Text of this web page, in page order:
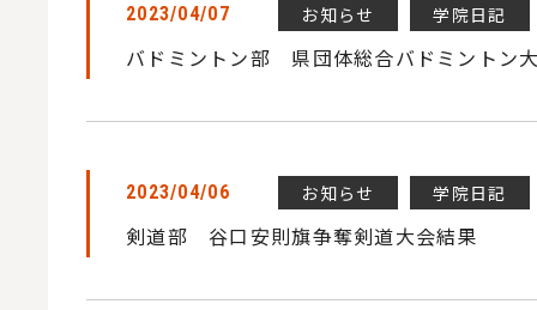
2023/04/07 お知らせ 学院日記
バドミントン部 県団体総合バドミントン
2023/04/06 お知らせ 学院日記
剣道部 谷口安則旗争奪剣道大会結果